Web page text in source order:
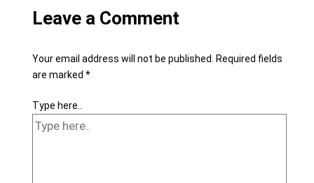
Leave a Comment
Your email address will not be published. Required fields
are marked *
Type here..